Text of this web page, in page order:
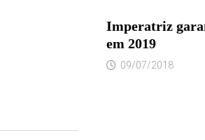
Imperatriz
em 2019
09/07/2018